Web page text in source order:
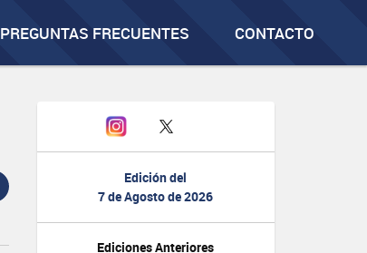
PREGUNTAS FRECUENTES CONTACTO
Edición del
7 de Agosto de 2026
Ediciones Anteriores